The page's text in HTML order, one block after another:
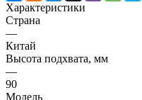
Характеристики
Страна
—
Китай
Высота подхвата, мм
—
90
Модель